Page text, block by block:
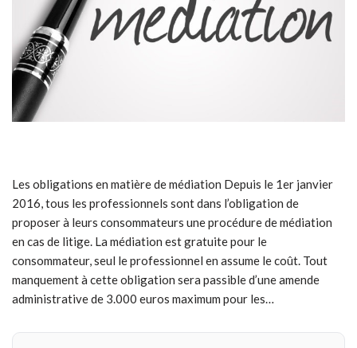
Les obligations en matière de médiation Depuis le 1er janvier
2016, tous les professionnels sont dans l’obligation de
proposer à leurs consommateurs une procédure de médiation
en cas de litige. La médiation est gratuite pour le
consommateur, seul le professionnel en assume le coût. Tout
manquement à cette obligation sera passible d’une amende
administrative de 3.000 euros maximum pour les…